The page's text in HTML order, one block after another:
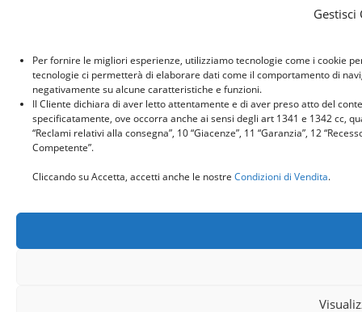
Gestisci
Per fornire le migliori esperienze, utilizziamo tecnologie come i cookie
tecnologie ci permetterà di elaborare dati come il comportamento di
negativamente su alcune caratteristiche e funzioni.
Il Cliente dichiara di aver letto attentamente e di aver preso atto del
specificatamente, ove occorra anche ai sensi degli art 1341 e 1342 cc,
“Reclami relativi alla consegna”, 10 “Giacenze”, 11 “Garanzia”, 12
Competente”.
Cliccando su Accetta, accetti anche le nostre Condizioni di Vendita.